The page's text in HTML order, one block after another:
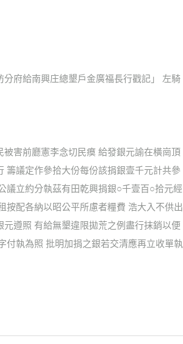
府給南興庄總墾戶金廣福長行戳記」 左騎
害前廳憲李念切民瘼 給發銀元諭在橫崗頂
籌議定作參拾大份每份該捐銀壹千元計共參
議立約分執茲有田乾興捐銀○千壹百○拾元經
按配各納以昭公平所慮者糧費 浩大入不供出
遵照 有給無墾違限拋荒之例盡行抹銷以便
付執為照 批明加捐之銀若交清應再立收單執